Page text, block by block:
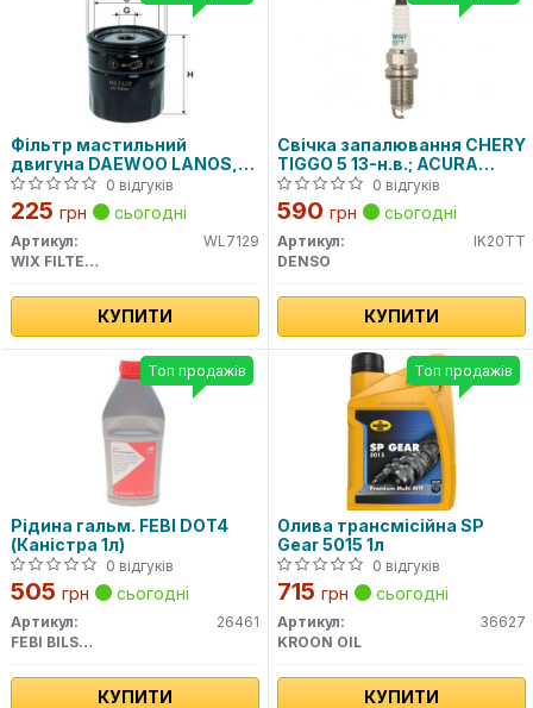
Фільтр мастильний
двигуна DAEWOO LANOS,
CHEVROLET LACETTI, AVEO
WL7129/OP570 (вир-во
WIX-FILTERS)
0 відгуків
225 грн сьогодні
Артикул:
WL7129
WIX FILTERS
КУПИТИ
Свічка запалювання CHERY
TIGGO 5 13-н.в.; ACURA
LEGEND II 91-96; ALFA
ROMEO 145 (930) 94-01;
0 відгуків
590 грн сьогодні
Артикул:
IK20TT
DENSO
КУПИТИ
Рідина гальм. FEBI DOT4
(Каністра 1л)
0 відгуків
505 грн сьогодні
Артикул:
26461
FEBI BILSTEIN
КУПИТИ
Топ продажів
Олива трансмісійна SP
Gear 5015 1л
0 відгуків
715 грн сьогодні
Артикул:
36627
KROON OIL
КУПИТИ
Топ продажів